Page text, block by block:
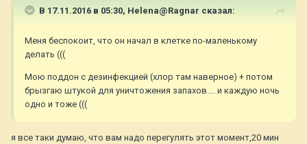
В 17.11.2016 в 05:30, Helena@Ragnar сказал:
Меня беспокоит, что он начал в клетке по-маленькому
делать (((
Мою поддон с дезинфекцией (хлор там наверное) + потом
брызгаю штукой для уничтожения запахов.... и каждую ночь
одно и тоже (((
я все таки думаю, что вам надо перегулять этот момент,20 мин